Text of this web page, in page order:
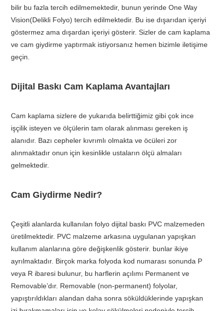
bilir bu fazla tercih edilmemektedir, bunun yerinde One Way
Vision(Delikli Folyo) tercih edilmektedir. Bu ise dışarıdan içeriyi
göstermez ama dışardan içeriyi gösterir. Sizler de cam kaplama
ve cam giydirme yaptırmak istiyorsanız hemen bizimle iletişime
geçin.
Dijital Baskı Cam Kaplama Avantajları
Cam kaplama sizlere de yukarıda belirttiğimiz gibi çok ince
işçilik isteyen ve ölçülerin tam olarak alınması gereken iş
alanıdır. Bazı cepheler kıvrımlı olmakta ve öcüleri zor
alınmaktadır onun için kesinlikle ustaların ölçü almaları
gelmektedir.
Cam Giydirme Nedir?
Çeşitli alanlarda kullanılan folyo dijital baskı PVC malzemeden
üretilmektedir. PVC malzeme arkasına uygulanan yapışkan
kullanım alanlarına göre değişkenlik gösterir. bunlar ikiye
ayrılmaktadır. Birçok marka folyoda kod numarası sonunda P
veya R ibaresi bulunur, bu harflerin açılımı Permanent ve
Removable’dır. Removable (non-permanent) folyolar,
yapıştırıldıkları alandan daha sonra söküldüklerinde yapışkan